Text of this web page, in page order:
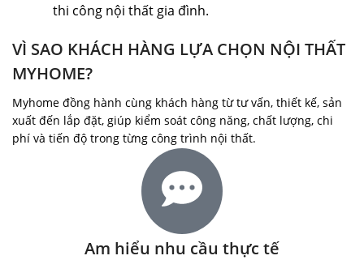
thi công nội thất gia đình.
VÌ SAO KHÁCH HÀNG LỰA CHỌN NỘI THẤT
MYHOME?
Myhome đồng hành cùng khách hàng từ tư vấn, thiết kế, sản
xuất đến lắp đặt, giúp kiểm soát công năng, chất lượng, chi
phí và tiến độ trong từng công trình nội thất.
Am hiểu nhu cầu thực tế